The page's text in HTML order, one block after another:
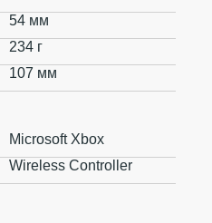
54 мм
234 г
107 мм
Microsoft Xbox
Wireless Controller